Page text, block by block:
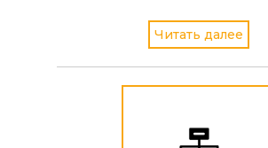
автоматизированную и
вычислительную среду.
Читать далее